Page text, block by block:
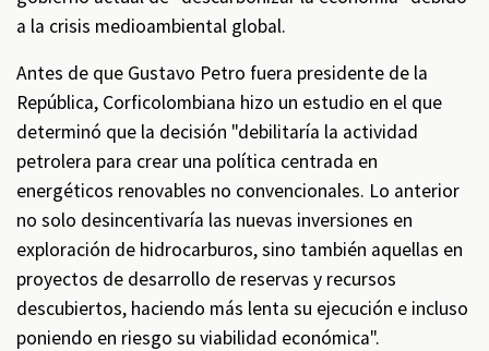
a la crisis medioambiental global.
Antes de que Gustavo Petro fuera presidente de la
República, Corficolombiana hizo un estudio en el que
determinó que la decisión "debilitaría la actividad
petrolera para crear una política centrada en
energéticos renovables no convencionales. Lo anterior
no solo desincentivaría las nuevas inversiones en
exploración de hidrocarburos, sino también aquellas en
proyectos de desarrollo de reservas y recursos
descubiertos, haciendo más lenta su ejecución e incluso
poniendo en riesgo su viabilidad económica".